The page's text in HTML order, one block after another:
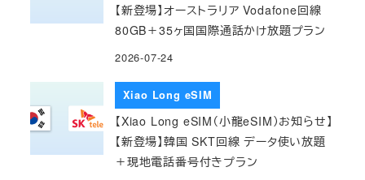
【新登場】オーストラリア Vodafone回線
80GB＋35ヶ国国際通話かけ放題プラン
2026-07-24
Xiao Long eSIM
【Xiao Long eSIM（小龍eSIM）お知らせ】
【新登場】韓国 SKT回線 データ使い放題
＋現地電話番号付きプラン